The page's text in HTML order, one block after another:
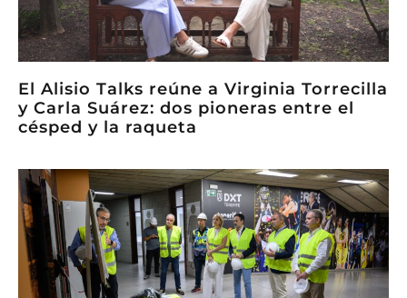
El Alisio Talks reúne a Virginia Torrecilla
y Carla Suárez: dos pioneras entre el
césped y la raqueta